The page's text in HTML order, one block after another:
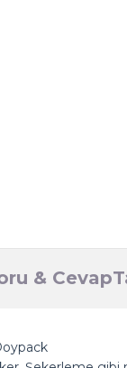
& Cevap